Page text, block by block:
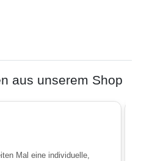
aus unserem Shop
Mal eine individuelle,